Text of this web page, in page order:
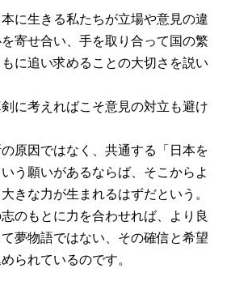
に生きる私たちが立場や意見の違
寄せ合い、手を取り合って国の繁
に追い求めることの大切さを説い
に考えればこそ意見の対立も避け
原因ではなく、共通する「日本を
う願いがあるならば、そこからよ
きな力が生まれるはずだという。
のもとに力を合わせれば、より良
夢物語ではない、その確信と希望
られているのです。